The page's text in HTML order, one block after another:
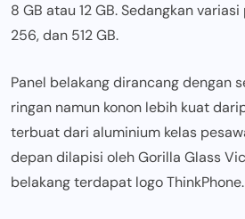
8 GB atau 12 GB. Sedangkan
256, dan 512 GB.
Panel belakang dirancang dengan
ringan namun konon lebih kuat
terbuat dari aluminium kelas
depan dilapisi oleh Gorilla Glass
belakang terdapat logo ThinkPhone.